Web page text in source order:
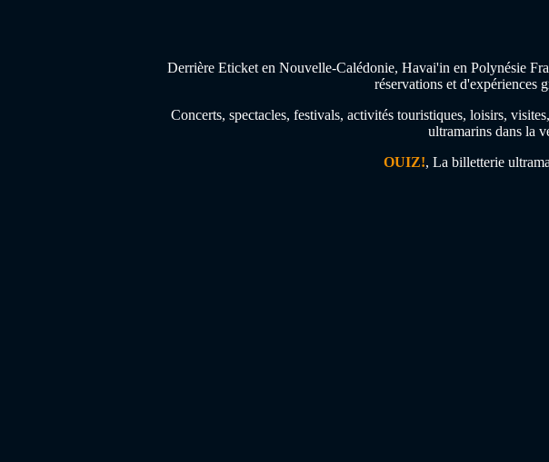
Derrière Eticket en Nouvelle-Calédonie, Havai'in en Polynésie
réservations et d'expériences
Concerts, spectacles, festivals, activités touristiques, loisirs,
ultramarins dans la
OUIZ!, La billetterie